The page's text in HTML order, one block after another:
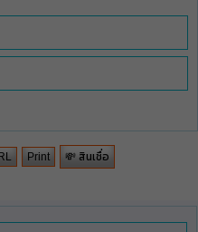
Print 💸 สินเชื่อ